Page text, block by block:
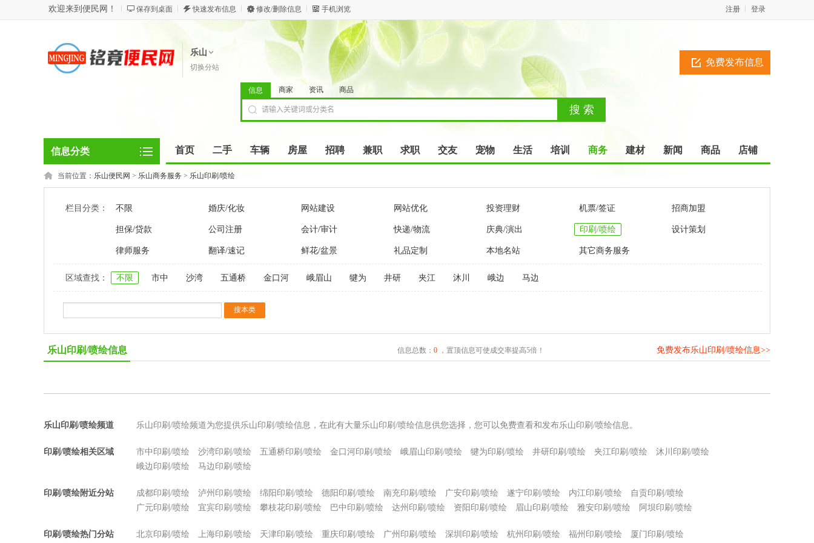
欢迎来到便民网！ 保存到桌面 快速发布信息 修改/删除信息 手机浏览 登录
注册
乐山
切换分站 免费发布信息
信息 商家 资讯 商品
信息分类 首页 二手 车辆 房屋 招聘 兼职 求职 交友 宠物 生活 培训 商务 建材 新闻 商品 店铺
当前位置： 乐山便民网 > 乐山商务服务 > 乐山印刷/喷绘
栏目分类： 不限 婚庆/化妆 网站建设 网站优化 投资理财 机票/签证 招商加盟
担保/贷款 公司注册 会计/审计 快递/物流 庆典/演出 印刷/喷绘 设计策划
律师服务 翻译/速记 鲜花/盆景 礼品定制 本地名站 其它商务服务
区域查找： 不限 市中 沙湾 五通桥 金口河 峨眉山 犍为 井研 夹江 沐川 峨边 马边
乐山印刷/喷绘信息 信息总数： 0，置顶信息可使成交率提高5倍！ 免费发布乐山印刷/喷绘信息>>
乐山印刷/喷绘频道 乐山印刷/喷绘频道为您提供乐山印刷/喷绘信息，在此有大量乐山印刷/喷绘信息供您选择，您可以免费查看和发布乐山印刷/喷绘信息。
印刷/喷绘相关区域 市中印刷/喷绘 沙湾印刷/喷绘 五通桥印刷/喷绘 金口河印刷/喷绘 峨眉山印刷/喷绘 犍为印刷/喷绘 井研印刷/喷绘 夹江印刷/喷绘
沐川印刷/喷绘
峨边印刷/喷绘
马边印刷/喷绘
印刷/喷绘附近分站 成都印刷/喷绘 泸州印刷/喷绘 绵阳印刷/喷绘 德阳印刷/喷绘 南充印刷/喷绘 广安印刷/喷绘 遂宁印刷/喷绘 内江印刷/喷绘
自贡印刷/喷绘
广元印刷/喷绘
宜宾印刷/喷绘 攀枝花印刷/喷绘 巴中印刷/喷绘 达州印刷/喷绘 资阳印刷/喷绘 眉山印刷/喷绘 雅安印刷/喷绘 阿坝印刷/喷绘
印刷/喷绘热门分站 北京印刷/喷绘 上海印刷/喷绘 天津印刷/喷绘 重庆印刷/喷绘 广州印刷/喷绘 深圳印刷/喷绘 杭州印刷/喷绘 福州印刷/喷绘 厦门印刷/喷绘